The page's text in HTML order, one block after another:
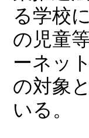
る学校
の児童
ーネッ
の対象
いる。